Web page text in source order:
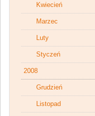
Kwiecień
Marzec
Luty
Styczeń
2008
Grudzień
Listopad